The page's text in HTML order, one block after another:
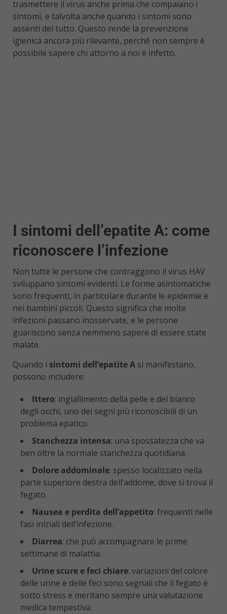
trasmettere il virus anche prima che compaiano i
sintomi, e talvolta anche quando i sintomi sono
assenti del tutto. Questo rende la prevenzione
igienica ancora più rilevante, perché non sempre è
possibile sapere chi attorno a noi è infetto.
I sintomi dell’epatite A: come
riconoscere l’infezione
Non tutte le persone che contraggono il virus HAV
sviluppano sintomi evidenti. Le forme asintomatiche
sono frequenti, in particolare durante le epidemie e
nei bambini piccoli. Questo significa che molte
infezioni passano inosservate, e le persone
guariscono senza nemmeno sapere di essere state
malate.
Quando i sintomi dell’epatite A si manifestano,
possono includere:
Ittero: ingiallimento della pelle e del bianco
degli occhi, uno dei segni più riconoscibili di un
problema epatico.
Stanchezza intensa: una spossatezza che va
ben oltre la normale stanchezza quotidiana.
Dolore addominale: spesso localizzato nella
parte superiore destra dell’addome, dove si trova il
fegato.
Nausea e perdita dell’appetito: frequenti nelle
fasi iniziali dell’infezione.
Diarrea: che può accompagnare le prime
settimane di malattia.
Urine scure e feci chiare: variazioni del colore
delle urine e delle feci sono segnali che il fegato è
sotto stress e meritano sempre una valutazione
medica tempestiva.